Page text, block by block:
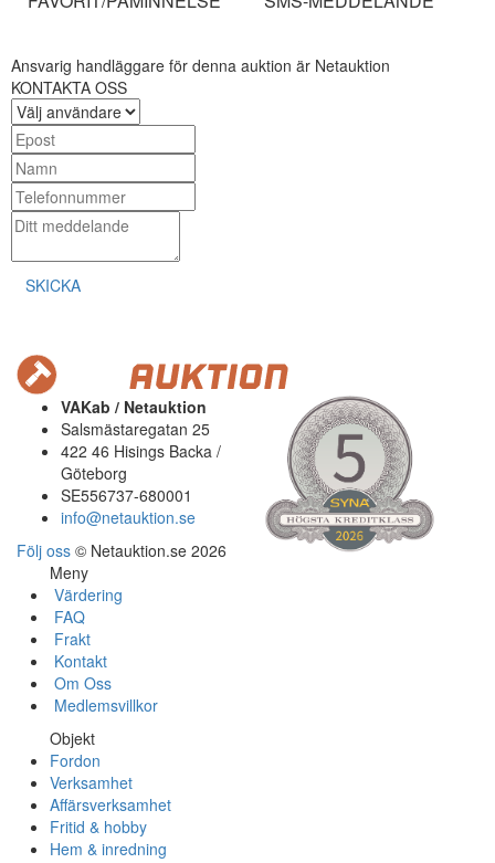
Ansvarig handläggare för denna auktion är Netauktion
KONTAKTA OSS
SKICKA
VAKab / Netauktion
Salsmästaregatan 25
422 46 Hisings Backa /
Göteborg
SE556737-680001
info@netauktion.se
Följ oss © Netauktion.se 2026
Meny
Värdering
FAQ
Frakt
Kontakt
Om Oss
Medlemsvillkor
Objekt
Fordon
Verksamhet
Affärsverksamhet
Fritid & hobby
Hem & inredning